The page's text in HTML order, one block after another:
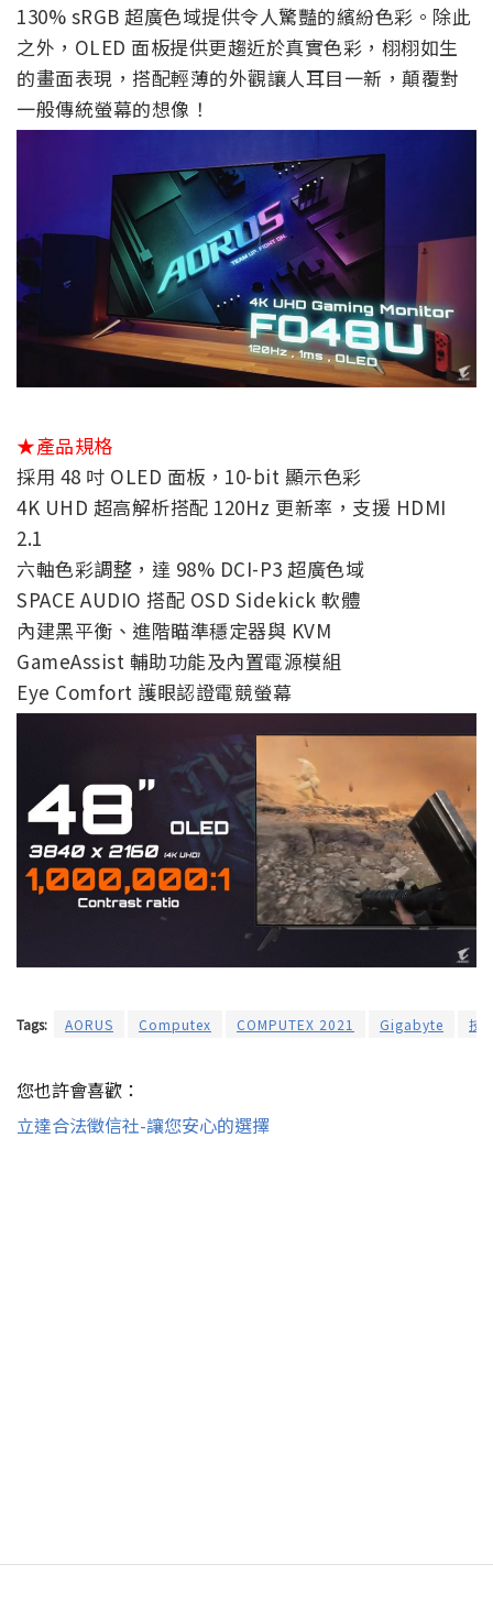
130% sRGB 超廣色域提供令人驚豔的繽紛色彩。除此
之外，OLED 面板提供更趨近於真實色彩，栩栩如生
的畫面表現，搭配輕薄的外觀讓人耳目一新，顛覆對
一般傳統螢幕的想像！
★產品規格
採用 48 吋 OLED 面板，10-bit 顯示色彩
4K UHD 超高解析搭配 120Hz 更新率，支援 HDMI
2.1
六軸色彩調整，達 98% DCI-P3 超廣色域
SPACE AUDIO 搭配 OSD Sidekick 軟體
內建黑平衡、進階瞄準穩定器與 KVM
GameAssist 輔助功能及內置電源模組
Eye Comfort 護眼認證電競螢幕
Tags: AORUS Computex COMPUTEX 2021 Gigabyte 技
您也許會喜歡：
立達合法徵信社-讓您安心的選擇